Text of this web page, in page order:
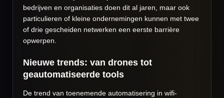
bedrijven en organisaties doen dit al jaren, maar ook
particulieren of kleine ondernemingen kunnen met twee
of drie gescheiden netwerken een eerste barrière
opwerpen.
Nieuwe trends: van drones tot
geautomatiseerde tools
De trend van toenemende automatisering in wifi-